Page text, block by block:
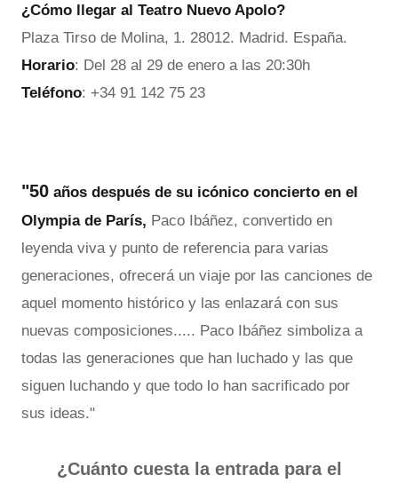
¿Cómo llegar al Teatro Nuevo Apolo?
Plaza Tirso de Molina, 1. 28012. Madrid. España.
Horario: Del 28 al 29 de enero a las 20:30h
Teléfono: +34 91 142 75 23
"50 años después de su icónico concierto en el
Olympia de París, Paco Ibáñez, convertido en
leyenda viva y punto de referencia para varias
generaciones, ofrecerá un viaje por las canciones de
aquel momento histórico y las enlazará con sus
nuevas composiciones..... Paco Ibáñez simboliza a
todas las generaciones que han luchado y las que
siguen luchando y que todo lo han sacrificado por
sus ideas."
¿Cuánto cuesta la entrada para el